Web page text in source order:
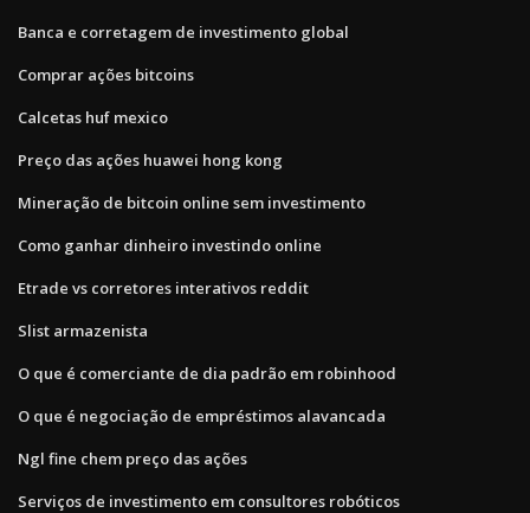
Banca e corretagem de investimento global
Comprar ações bitcoins
Calcetas huf mexico
Preço das ações huawei hong kong
Mineração de bitcoin online sem investimento
Como ganhar dinheiro investindo online
Etrade vs corretores interativos reddit
Slist armazenista
O que é comerciante de dia padrão em robinhood
O que é negociação de empréstimos alavancada
Ngl fine chem preço das ações
Serviços de investimento em consultores robóticos